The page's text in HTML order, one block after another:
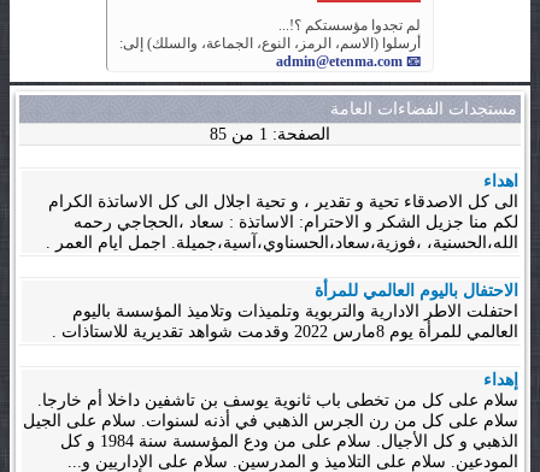
لم تجدوا مؤسستكم ؟!...
أرسلوا (الاسم، الرمز، النوع، الجماعة، والسلك) إلى:
📧 admin@etenma.com
مستجدات الفضاءات العامة
الصفحة: 1 من 85
اهداء
الى كل الاصدقاء تحية و تقدير ، و تحية اجلال الى كل الاساتذة الكرام
لكم منا جزيل الشكر و الاحترام: الاساتذة : سعاد ،الحجاجي رحمه
الله،الحسنية، ،فوزية،سعاد،الحسناوي،آسية،جميلة. اجمل ايام العمر .
الاحتفال باليوم العالمي للمرأة
احتفلت الاطر الادارية والتربوية وتلميذات وتلاميذ المؤسسة باليوم
العالمي للمرأة يوم 8مارس 2022 وقدمت شواهد تقديرية للاستاذات .
إهداء
سلام على كل من تخطى باب ثانوية يوسف بن تاشفين داخلا أم خارجا.
سلام على كل من رن الجرس الذهبي في أذنه لسنوات. سلام على الجيل
الذهبي و كل الأجيال. سلام على من ودع المؤسسة سنة 1984 و كل
المودعين. سلام على التلاميذ و المدرسين. سلام على الإداريين و...